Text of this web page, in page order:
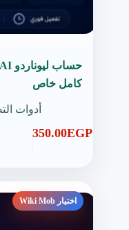
كامل خاص
أدوات
350.00EGP